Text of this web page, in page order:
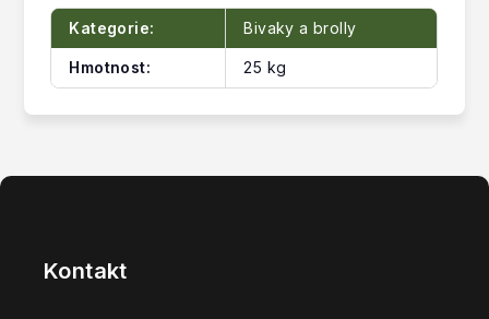
Kategorie: Bivaky a brolly
Hmotnost: 25 kg
Kontakt